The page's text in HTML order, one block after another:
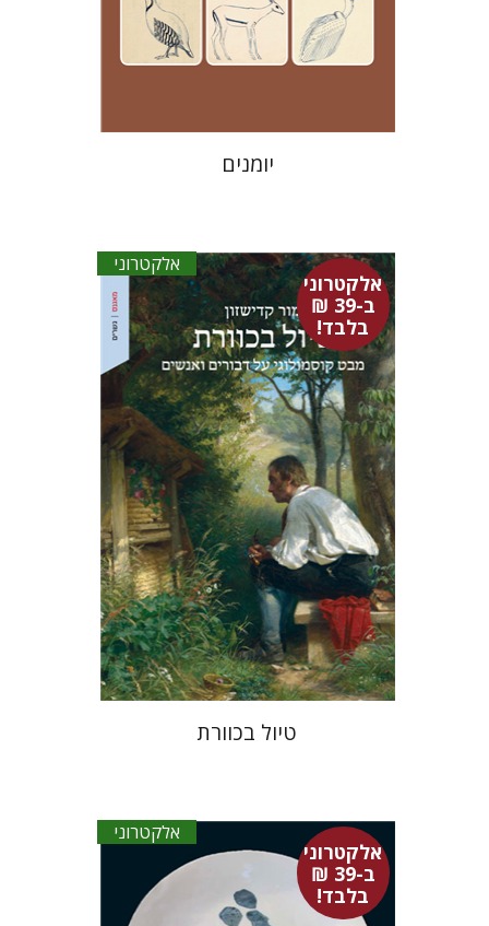
הנחת אתר ספר אלקטרוני
$23
יומנים
אלקטרוני
ב-39 ₪
בלבד!
אלקטרוני
מור קדישזון
אלקטרוני ב-39 ₪ בלבד!
$14
טיול בכוורת
אלקטרוני
ב-39 ₪
בלבד!
אלקטרוני
ארווין שרדינגר
אבשלום אליצור